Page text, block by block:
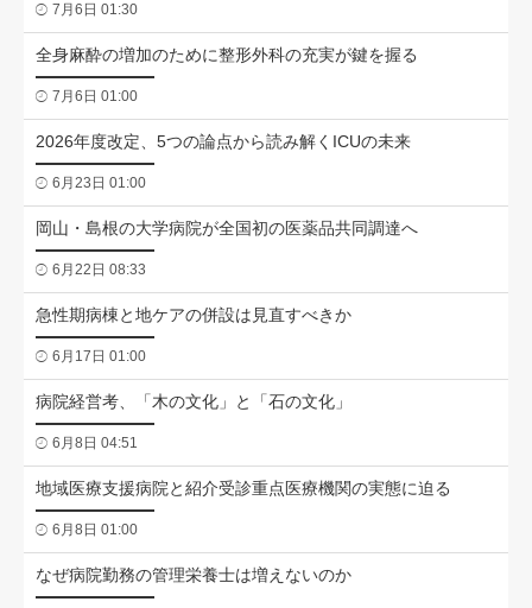
7月6日 01:30
全身麻酔の増加のために整形外科の充実が鍵を握る
7月6日 01:00
2026年度改定、5つの論点から読み解くICUの未来
6月23日 01:00
岡山・島根の大学病院が全国初の医薬品共同調達へ
6月22日 08:33
急性期病棟と地ケアの併設は見直すべきか
6月17日 01:00
病院経営考、「木の文化」と「石の文化」
6月8日 04:51
地域医療支援病院と紹介受診重点医療機関の実態に迫る
6月8日 01:00
なぜ病院勤務の管理栄養士は増えないのか